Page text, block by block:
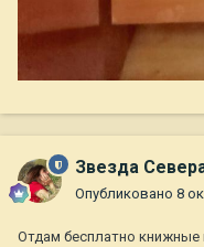
Звезда
Опубликовано 8
Отдам бесплатно